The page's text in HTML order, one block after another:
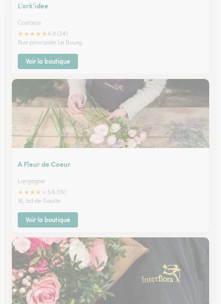
L’ork’idee
Costaros
★★★★★4.8 (24)
Rue principale Le Bourg
Voir la boutique
A Fleur de Coeur
Langogne
★★★★
3.6 (15)
16, bd de Gaulle
Voir la boutique